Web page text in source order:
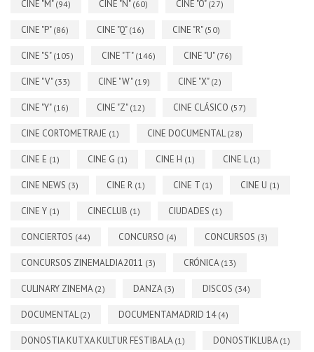
CINE "M" (94) CINE "N" (60) CINE "O" (27)
CINE "P" (86) CINE "Q" (16) CINE "R" (50)
CINE "S" (105) CINE "T" (146) CINE "U" (76)
CINE "V" (33) CINE "W" (19) CINE "X" (2)
CINE "Y" (16) CINE "Z" (12) CINE CLÁSICO (57)
CINE CORTOMETRAJE (1) CINE DOCUMENTAL(28)
CINE E (1) CINE G (1) CINE H (1) CINE L(1)
CINE NEWS (3) CINE R (1) CINE T (1) CINE U (1)
CINE Y (1) CINECLUB (1) CIUDADES (1)
CONCIERTOS (44) CONCURSO (4) CONCURSOS (3)
CONCURSOS ZINEMALDIA2011 (3) CRÓNICA (13)
CULINARY ZINEMA (2) DANZA (3) DISCOS (34)
DOCUMENTAL(2) DOCUMENTAMADRID 14 (4)
DONOSTIA KUTXA KULTUR FESTIBALA (1) DONOSTIKLUBA (1)